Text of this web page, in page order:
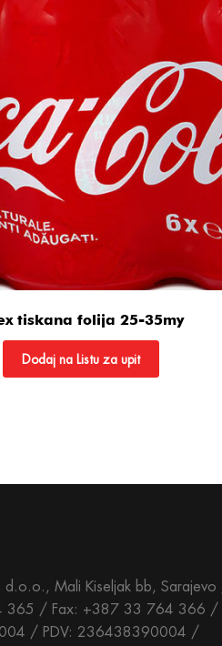
tiskana folija 25-35my
Dodaj na Listu za upit
d.o.o., Mali Kiseljak bb,
365 / Fax: +387 33 764 366 /
/ PDV: 236438390004 /